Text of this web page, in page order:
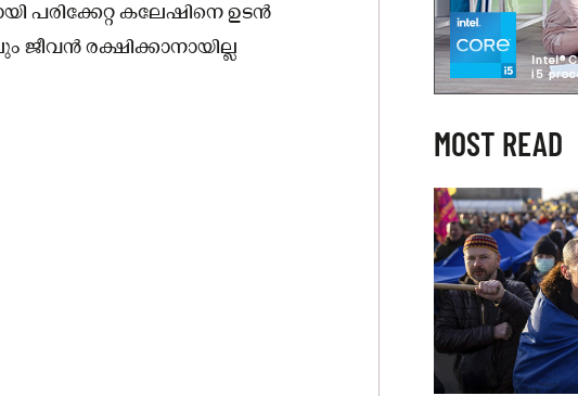
പരിക്കേറ്റ കലേഷിനെ ഉടൻ
ജീവൻ രക്ഷിക്കാനായില്ല
MOST READ